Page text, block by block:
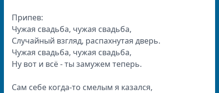
Припев:
Чужая свадьба, чужая свадьба,
Случайный взгляд, распахнутая дверь.
Чужая свадьба, чужая свадьба,
Ну вот и всё - ты замужем теперь.
Сам себе когда-то смелым я казался,